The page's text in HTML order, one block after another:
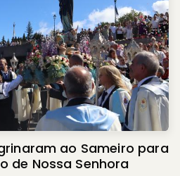
ao Sameiro para
de Nossa Senhora